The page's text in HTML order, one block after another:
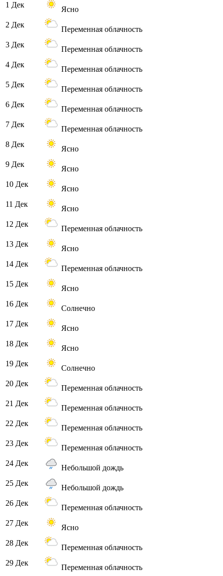
1 Дек
Ясно
2 Дек
Переменная облачность
3 Дек
Переменная облачность
4 Дек
Переменная облачность
5 Дек
Переменная облачность
6 Дек
Переменная облачность
7 Дек
Переменная облачность
8 Дек
Ясно
9 Дек
Ясно
10 Дек
Ясно
11 Дек
Ясно
12 Дек
Переменная облачность
13 Дек
Ясно
14 Дек
Переменная облачность
15 Дек
Ясно
16 Дек
Солнечно
17 Дек
Ясно
18 Дек
Ясно
19 Дек
Солнечно
20 Дек
Переменная облачность
21 Дек
Переменная облачность
22 Дек
Переменная облачность
23 Дек
Переменная облачность
24 Дек
Небольшой дождь
25 Дек
Небольшой дождь
26 Дек
Переменная облачность
27 Дек
Ясно
28 Дек
Переменная облачность
29 Дек
Переменная облачность